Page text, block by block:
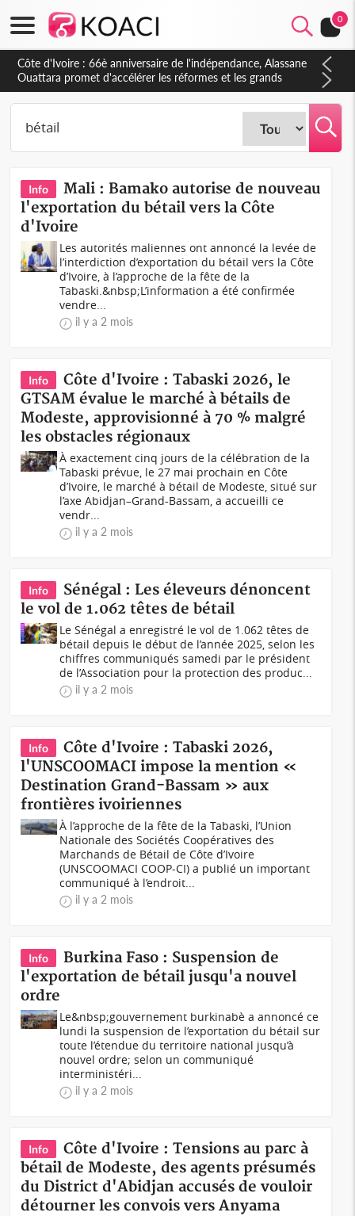
0
Côte d'Ivoire : À Abidjan, Amadou Oury Bah admire le modèle
ivoirien et veut s'en inspirer pour accélérer le développement
de la Guinée
Info
Mali : Bamako autorise de nouveau
l'exportation du bétail vers la Côte
d'Ivoire
Les autorités maliennes ont annoncé la levée de
l’interdiction d’exportation du bétail vers la Côte
d’Ivoire, à l’approche de la fête de la
Tabaski.&nbsp;L’information a été confirmée
vendre...
il y a 2 mois
Info
Côte d'Ivoire : Tabaski 2026, le
GTSAM évalue le marché à bétails de
Modeste, approvisionné à 70 % malgré
les obstacles régionaux
À exactement cinq jours de la célébration de la
Tabaski prévue, le 27 mai prochain en Côte
d’Ivoire, le marché à bétail de Modeste, situé sur
l’axe Abidjan–Grand-Bassam, a accueilli ce
vendr...
il y a 2 mois
Info
Sénégal : Les éleveurs dénoncent
le vol de 1.062 têtes de bétail
Le Sénégal a enregistré le vol de 1.062 têtes de
bétail depuis le début de l’année 2025, selon les
chiffres communiqués samedi par le président
de l’Association pour la protection des produc...
il y a 2 mois
Info
Côte d'Ivoire : Tabaski 2026,
l'UNSCOOMACI impose la mention «
Destination Grand-Bassam » aux
frontières ivoiriennes
À l’approche de la fête de la Tabaski, l’Union
Nationale des Sociétés Coopératives des
Marchands de Bétail de Côte d’Ivoire
(UNSCOOMACI COOP-CI) a publié un important
communiqué à l’endroit...
il y a 2 mois
Info
Burkina Faso : Suspension de
l'exportation de bétail jusqu'a nouvel
ordre
Le&nbsp;gouvernement burkinabè a annoncé ce
lundi la suspension de l’exportation du bétail sur
toute l’étendue du territoire national jusqu’à
nouvel ordre; selon un communiqué
interministéri...
il y a 2 mois
Info
Côte d'Ivoire : Tensions au parc à
bétail de Modeste, des agents présumés
du District d'Abidjan accusés de vouloir
détourner les convois vers Anyama